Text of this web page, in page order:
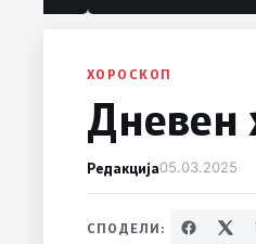
ХОРОСКОП
Дневен
Редакција05.03.2025
СПОДЕЛИ: